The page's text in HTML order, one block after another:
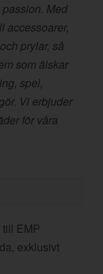
Med
accessoarer,
prylar, så
som älskar
spel,
Vi erbjuder
för våra
EMP
exklusivt